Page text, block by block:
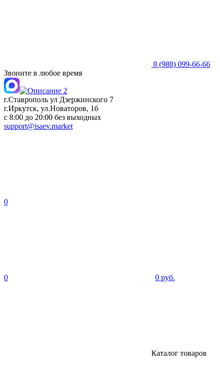
8 (988) 099-66-66
Звоните в любое время
г.Ставрополь ул Дзержинского 7
г.Иркутск, ул.Новаторов, 1б
с 8:00 до 20:00 без выходных
support@isaev.market
0
0 0 руб.
Каталог товаров